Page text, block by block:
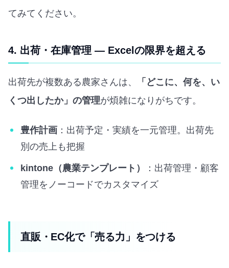
てみてください。
4. 出荷・在庫管理 — Excelの限界を超える
出荷先が複数ある農家さんは、
「どこに、何を、い
くつ出したか」の管理が煩雑になりがちです。
豊作計画 ：出荷予定・実績を一元管理。出荷先
別の売上も把握
kintone（農業テンプレート）
：出荷管理・顧客
管理をノーコードでカスタマイズ
直販・EC化で「売る力」をつける